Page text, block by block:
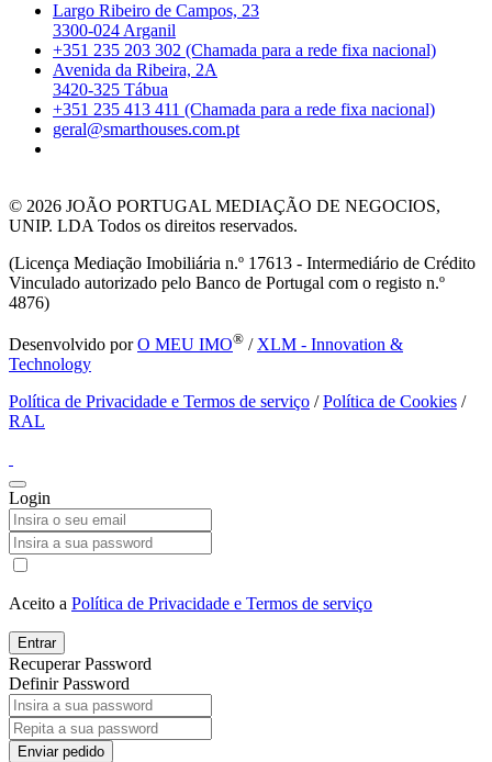
Largo Ribeiro de Campos, 23
3300-024 Arganil
+351 235 203 302 (Chamada para a rede fixa nacional)
Avenida da Ribeira, 2A
3420-325 Tábua
+351 235 413 411 (Chamada para a rede fixa nacional)
geral@smarthouses.com.pt
© 2026 JOÃO PORTUGAL MEDIAÇÃO DE NEGOCIOS,
UNIP. LDA Todos os direitos reservados.
(Licença Mediação Imobiliária n.º 17613 - Intermediário de Crédito
Vinculado autorizado pelo Banco de Portugal com o registo n.º
4876)
Desenvolvido porO MEU IMO® / XLM - Innovation &
Technology
Política de Privacidade e Termos de serviço /Política de Cookies /
RAL
Login
Aceito a Política de Privacidade e Termos de serviço
Entrar
Recuperar Password
Definir Password
Enviar pedido